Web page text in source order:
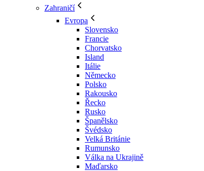
Zahraničí
Evropa
Slovensko
Francie
Chorvatsko
Island
Itálie
Německo
Polsko
Rakousko
Řecko
Rusko
Španělsko
Švédsko
Velká Británie
Rumunsko
Válka na Ukrajině
Maďarsko